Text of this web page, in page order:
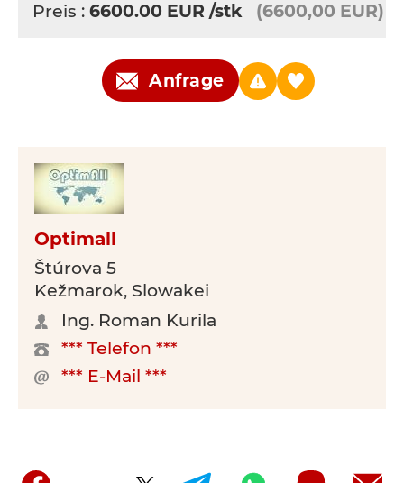
Preis : 6600.00 EUR /stk (6600,00 EUR)
Anfrage
Optimall
Štúrova 5
Kežmarok, Slowakei
Ing. Roman Kurila
*** Telefon ***
*** E-Mail ***